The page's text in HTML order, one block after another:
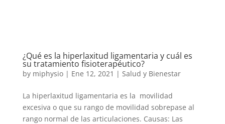
¿Qué es la hiperlaxitud ligamentaria y cuál es
su tratamiento fisioterapéutico?
by miphysio| Ene 12, 2021 | Salud y Bienestar
La hiperlaxitud ligamentaria es la movilidad
excesiva o que su rango de movilidad sobrepase al
rango normal de las articulaciones. Causas: Las